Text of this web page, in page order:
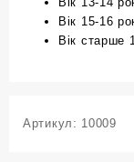
Вік 15-16
Вік старше
Артикул: 10009